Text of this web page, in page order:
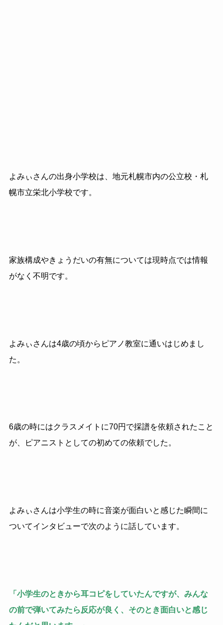
よみぃさんの出身小学校は、地元札幌市内の公立校・札
幌市立栄北小学校です。
家族構成やきょうだいの有無については現時点では情報
がなく不明です。
よみぃさんは4歳の頃からピアノ教室に通いはじめまし
た。
6歳の時にはクラスメイトに70円で採譜を依頼されたこと
が、ピアニストとしての初めての依頼でした。
よみぃさんは小学生の時に音楽が面白いと感じた瞬間に
ついてインタビューで次のように話しています。
「小学生のときから耳コピをしていたんですが、みんな
の前で弾いてみたら反応が良く、そのとき面白いと感じ